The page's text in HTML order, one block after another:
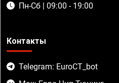
Пн-Сб | 09:00 - 19:00
Контакты
Telegram: EuroCT_bot